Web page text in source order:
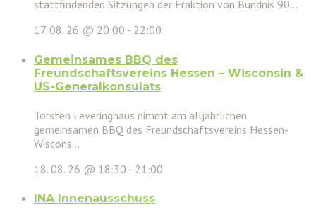
stattfindenden Sitzungen der Fraktion von Bündnis 90...
17. 08. 26 @ 20:00 - 22:00
Gemeinsames BBQ des
Freundschaftsvereins Hessen – Wisconsin &
US-Generalkonsulats
Torsten Leveringhaus nimmt am alljährlichen
gemeinsamen BBQ des Freundschaftsvereins Hessen-
Wiscons...
18. 08. 26 @ 18:30 - 21:00
INA Innenausschuss